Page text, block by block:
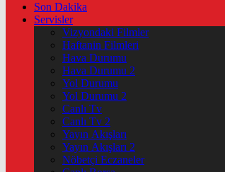
Son Dakika
Servisler
Vizyondaki Filmler
Haftanin Filmleri
Hava Durumu
Hava Durumu 2
Yol Durumu
Yol Durumu 2
Canlı Tv
Canlı Tv 2
Yayın Akışları
Yayın Akışları 2
Nöbetçi Eczaneler